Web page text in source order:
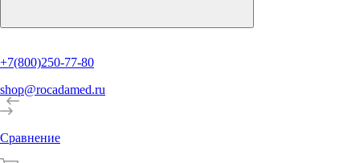
+7(800)250-77-80
shop@rocadamed.ru
Сравнение